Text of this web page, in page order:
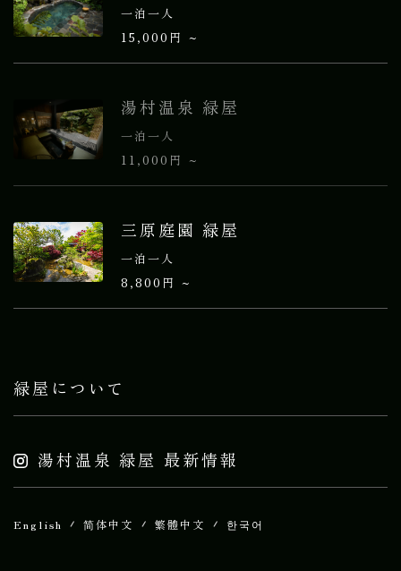
一泊一人
15,000円 ~
湯村温泉 緑屋
一泊一人
11,000円 ~
三原庭園 緑屋
一泊一人
8,800円 ~
緑屋について
湯村温泉 緑屋 最新情報
English 简体中文 繁體中文 한국어